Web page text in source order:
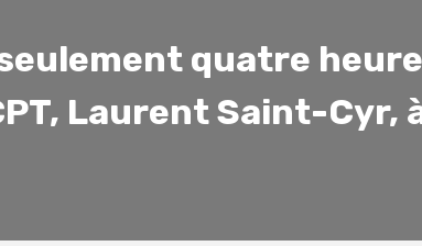
quatre
Laurent Saint-Cyr, à